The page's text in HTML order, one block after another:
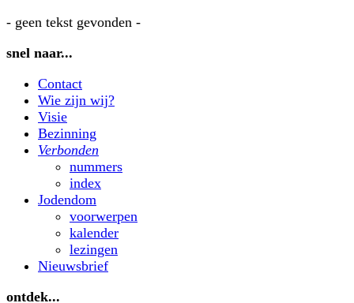
- geen tekst gevonden -
snel naar...
Contact
Wie zijn wij?
Visie
Bezinning
Verbonden
nummers
index
Jodendom
voorwerpen
kalender
lezingen
Nieuwsbrief
ontdek...